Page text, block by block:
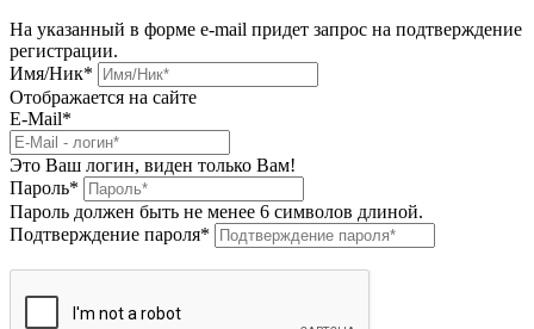
На указанный в форме e-mail придет запрос на подтверждение
регистрации.
Имя/Ник*
Отображается на сайте
E-Mail*
Это Ваш логин, виден только Вам!
Пароль*
Пароль должен быть не менее 6 символов длиной.
Подтверждение пароля*